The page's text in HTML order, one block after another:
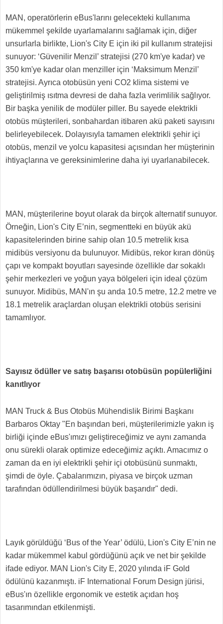
MAN, operatörlerin eBus'larını gelecekteki kullanıma
mükemmel şekilde uyarlamalarını sağlamak için, diğer
unsurlarla birlikte, Lion's City E için iki pil kullanım stratejisi
sunuyor: ‘Güvenilir Menzil’ stratejisi (270 km'ye kadar) ve
350 km'ye kadar olan menziller için ‘Maksimum Menzil’
stratejisi. Ayrıca otobüsün yeni CO2 klima sistemi ve
geliştirilmiş ısıtma devresi de daha fazla verimlilik sağlıyor.
Bir başka yenilik de modüler piller. Bu sayede elektrikli
otobüs müşterileri, sonbahardan itibaren akü paketi sayısını
belirleyebilecek. Dolayısıyla tamamen elektrikli şehir içi
otobüs, menzil ve yolcu kapasitesi açısından her müşterinin
ihtiyaçlarına ve gereksinimlerine daha iyi uyarlanabilecek.
MAN, müşterilerine boyut olarak da birçok alternatif sunuyor.
Örneğin, Lion's City E’nin, segmentteki en büyük akü
kapasitelerinden birine sahip olan 10.5 metrelik kısa
midibüs versiyonu da bulunuyor. Midibüs, rekor kıran dönüş
çapı ve kompakt boyutları sayesinde özellikle dar sokaklı
şehir merkezleri ve yoğun yaya bölgeleri için ideal çözüm
sunuyor. Midibüs, MAN'ın şu anda 10.5 metre, 12.2 metre ve
18.1 metrelik araçlardan oluşan elektrikli otobüs serisini
tamamlıyor.
Sayısız ödüller ve satış başarısı otobüsün popülerliğini
kanıtlıyor
MAN Truck & Bus Otobüs Mühendislik Birimi Başkanı
Barbaros Oktay "En başından beri, müşterilerimizle yakın iş
birliği içinde eBus'ımızı geliştireceğimiz ve aynı zamanda
onu sürekli olarak optimize edeceğimiz açıktı. Amacımız o
zaman da en iyi elektrikli şehir içi otobüsünü sunmaktı,
şimdi de öyle. Çabalarımızın, piyasa ve birçok uzman
tarafından ödüllendirilmesi büyük başarıdır" dedi.
Layık görüldüğü ‘Bus of the Year’ ödülü, Lion's City E’nin ne
kadar mükemmel kabul gördüğünü açık ve net bir şekilde
ifade ediyor. MAN Lion's City E, 2020 yılında iF Gold
ödülünü kazanmıştı. iF International Forum Design jürisi,
eBus'ın özellikle ergonomik ve estetik açıdan hoş
tasarımından etkilenmişti.